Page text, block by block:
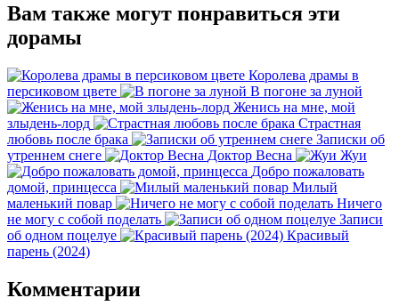
Вам также могут понравиться эти
дорамы
Королева драмы в
персиковом цвете
В погоне за луной
Женись на мне, мой
злыдень-лорд
Страстная
любовь после брака
Записки об
утреннем снеге
Доктор Весна
Жуи
Добро пожаловать
домой, принцесса
Милый
маленький повар
Ничего
не могу с собой поделать
Записи
об одном поцелуе
Красивый
парень (2024)
Комментарии